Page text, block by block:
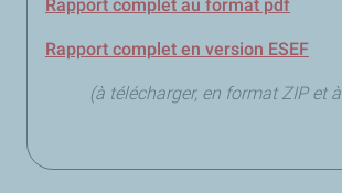
Rapport complet au format pdf
Rapport complet en version ESEF
(à télécharger, en format ZIP et